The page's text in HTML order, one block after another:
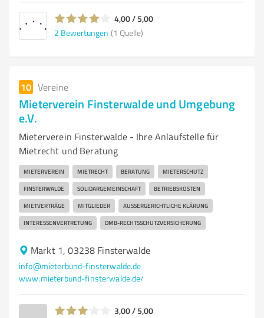
4,00 / 5,00
2 Bewertungen (1 Quelle)
10 Vereine
Mieterverein Finsterwalde und Umgebung
e.V.
Mieterverein Finsterwalde - Ihre Anlaufstelle für
Mietrecht und Beratung
MIETERVEREIN MIETRECHT BERATUNG MIETERSCHUTZ
FINSTERWALDE SOLIDARGEMEINSCHAFT BETRIEBSKOSTEN
MIETVERTRÄGE MITGLIEDER AUSSERGERICHTLICHE KLÄRUNG
INTERESSENVERTRETUNG DMB-RECHTSSCHUTZVERSICHERUNG
Markt 1, 03238 Finsterwalde
info@mieterbund-finsterwalde.de
www.mieterbund-finsterwalde.de/
3,00 / 5,00